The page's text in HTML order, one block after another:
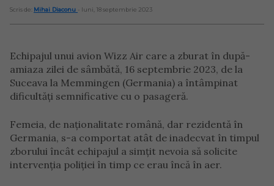
Scris de: Mihai Diaconu - luni, 18 septembrie 2023
Echipajul unui avion Wizz Air care a zburat în după-
amiaza zilei de sâmbătă, 16 septembrie 2023, de la
Suceava la Memmingen (Germania) a întâmpinat
dificultăți semnificative cu o pasageră.
Femeia, de naționalitate română, dar rezidentă în
Germania, s-a comportat atât de inadecvat în timpul
zborului încât echipajul a simțit nevoia să solicite
intervenția poliției în timp ce erau încă în aer.